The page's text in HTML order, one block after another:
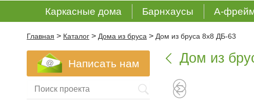
Каркасные дома Барнхаусы А-
Главная > Каталог > Дома из бруса > Дом из бруса 8х8 ДБ-63
 Дом из
Написать нам